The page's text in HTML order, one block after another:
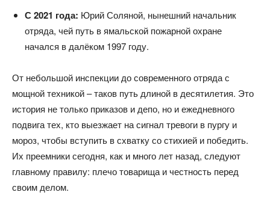
С 2021 года: Юрий Соляной, нынешний начальник
отряда, чей путь в ямальской пожарной охране
начался в далёком 1997 году.
От небольшой инспекции до современного отряда с
мощной техникой – таков путь длиной в десятилетия. Это
история не только приказов и депо, но и ежедневного
подвига тех, кто выезжает на сигнал тревоги в пургу и
мороз, чтобы вступить в схватку со стихией и победить.
Их преемники сегодня, как и много лет назад, следуют
главному правилу: плечо товарища и честность перед
своим делом.